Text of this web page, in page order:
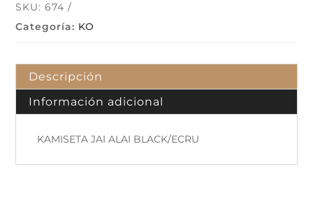
SKU:674
Categoría: KO
Descripción
Información adicional
KAMISETA JAI ALAI BLACK/ECRU